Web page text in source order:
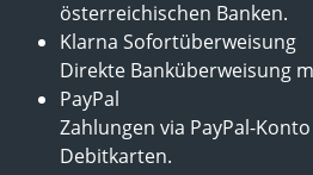
österreichischen Banken.
Klarna Sofortüberweisung
Direkte Banküberweisung
PayPal
Zahlungen via PayPal-
Debitkarten.